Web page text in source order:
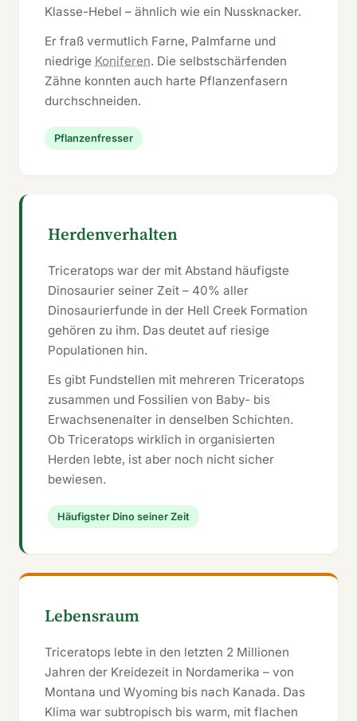
Klasse-Hebel – ähnlich wie ein Nussknacker.
Er fraß vermutlich Farne, Palmfarne und
niedrige Koniferen. Die selbstschärfenden
Zähne konnten auch harte Pflanzenfasern
durchschneiden.
Pflanzenfresser
Herdenverhalten
Triceratops war der mit Abstand häufigste
Dinosaurier seiner Zeit – 40% aller
Dinosaurierfunde in der Hell Creek Formation
gehören zu ihm. Das deutet auf riesige
Populationen hin.
Es gibt Fundstellen mit mehreren Triceratops
zusammen und Fossilien von Baby- bis
Erwachsenenalter in denselben Schichten.
Ob Triceratops wirklich in organisierten
Herden lebte, ist aber noch nicht sicher
bewiesen.
Häufigster Dino seiner Zeit
Lebensraum
Triceratops lebte in den letzten 2 Millionen
Jahren der Kreidezeit in Nordamerika – von
Montana und Wyoming bis nach Kanada. Das
Klima war subtropisch bis warm, mit flachen